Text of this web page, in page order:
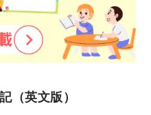
（英文版）